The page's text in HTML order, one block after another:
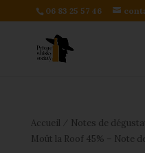
06 83 25 57 46
Accueil Notes de
Moût la Roof 45% – Note